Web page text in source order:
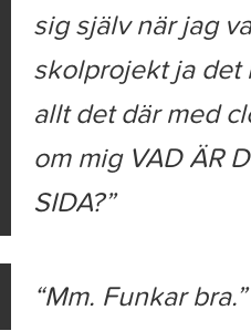
sig själv när jag
skolprojekt ja det
allt det där med
om mig VAD ÄR
SIDA?
Mm. Funkar bra.